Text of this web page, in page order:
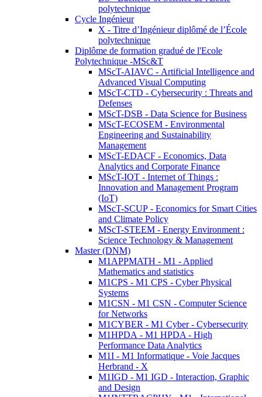
polytechnique
Cycle Ingénieur
X - Titre d’Ingénieur diplômé de l’École
polytechnique
Diplôme de formation gradué de l'Ecole
Polytechnique -MSc&T
MScT-AIAVC - Artificial Intelligence and
Advanced Visual Computing
MScT-CTD - Cybersecurity : Threats and
Defenses
MScT-DSB - Data Science for Business
MScT-ECOSEM - Environmental
Engineering and Sustainability
Management
MScT-EDACF - Economics, Data
Analytics and Corporate Finance
MScT-IOT - Internet of Things :
Innovation and Management Program
(IoT)
MScT-SCUP - Economics for Smart Cities
and Climate Policy
MScT-STEEM - Energy Environment :
Science Technology & Management
Master (DNM)
M1APPMATH - M1 - Applied
Mathematics and statistics
M1CPS - M1 CPS - Cyber Physical
Systems
M1CSN - M1 CSN - Computer Science
for Networks
M1CYBER - M1 Cyber - Cybersecurity
M1HPDA - M1 HPDA - High
Performance Data Analytics
M1I - M1 Informatique - Voie Jacques
Herbrand - X
M1IGD - M1 IGD - Interaction, Graphic
and Design